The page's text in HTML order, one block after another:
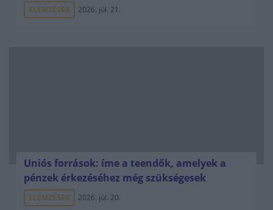
ELEMZÉSEK 2026. júl. 21.
Uniós források: íme a teendők, amelyek a
pénzek érkezéséhez még szükségesek
ELEMZÉSEK 2026. júl. 20.